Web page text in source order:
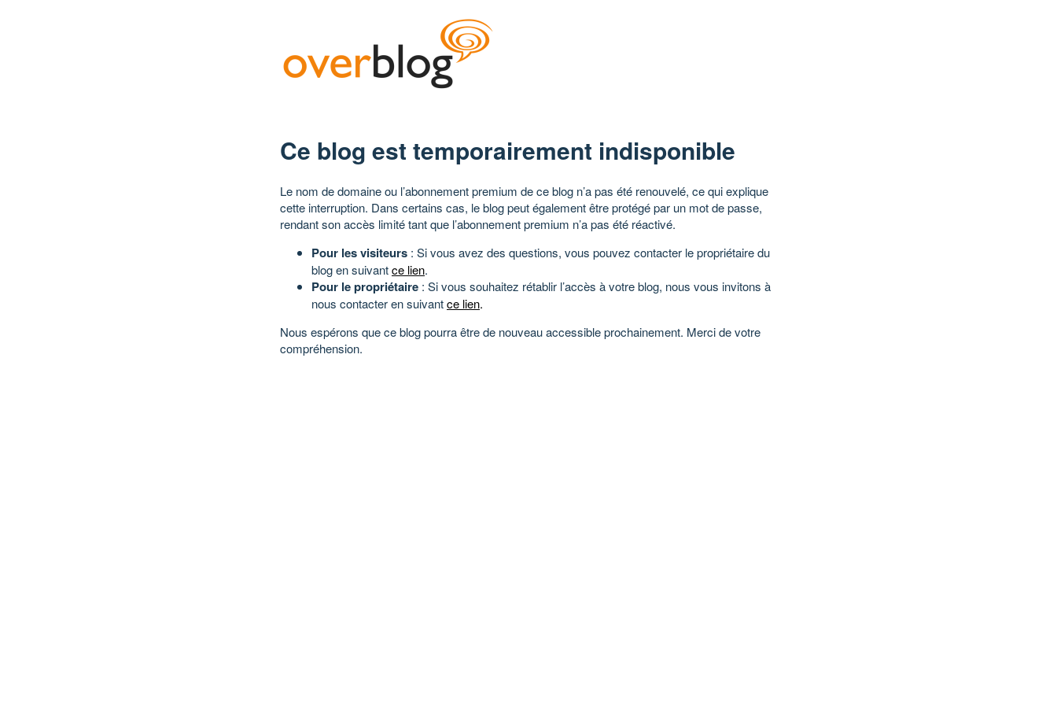
Ce blog est temporairement indisponible
Le nom de domaine ou l’abonnement premium de ce blog n’a pas été renouvelé, ce qui explique
cette interruption. Dans certains cas, le blog peut également être protégé par un mot de passe,
rendant son accès limité tant que l’abonnement premium n’a pas été réactivé.
Pour les visiteurs : Si vous avez des questions, vous pouvez contacter le propriétaire du
blog en suivantce lien.
Pour le propriétaire : Si vous souhaitez rétablir l’accès à votre blog, nous vous invitons à
nous contacter en suivantce lien.
Nous espérons que ce blog pourra être de nouveau accessible prochainement. Merci de votre
compréhension.